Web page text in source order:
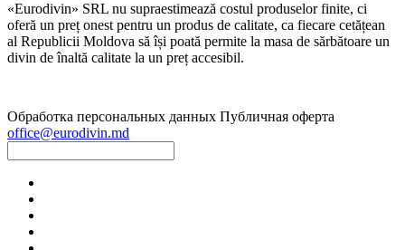
«Eurodivin» SRL nu supraestimează costul produselor finite, ci
oferă un preț onest pentru un produs de calitate, ca fiecare cetățean
al Republicii Moldova să își poată permite la masa de sărbătoare un
divin de înaltă calitate la un preț accesibil.
Обработка персональных данных Публичная оферта
office@eurodivin.md